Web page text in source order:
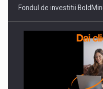
Fondul de investitii